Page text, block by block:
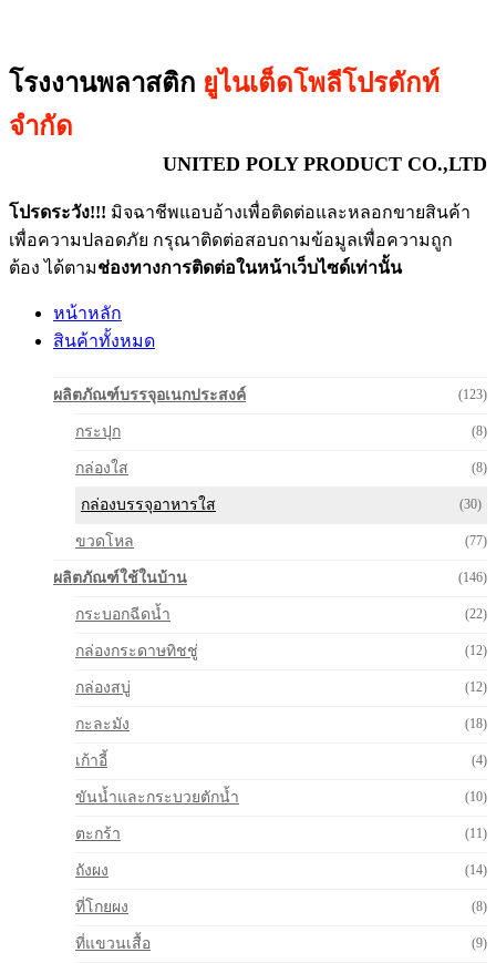
โรงงานพลาสติก ยูไนเต็ดโพลีโปรดักท์
จำกัด
UNITED POLY PRODUCT CO.,LTD
โปรดระวัง!!! มิจฉาชีพแอบอ้างเพื่อติดต่อและหลอกขายสินค้า
เพื่อความปลอดภัย กรุณาติดต่อสอบถามข้อมูลเพื่อความถูก
ต้อง ได้ตามช่องทางการติดต่อในหน้าเว็บไซด์เท่านั้น
หน้าหลัก
สินค้าทั้งหมด
ผลิตภัณฑ์บรรจุอเนกประสงค์ (123)
กระปุก (8)
กล่องใส (8)
กล่องบรรจุอาหารใส (30)
ขวดโหล (77)
ผลิตภัณฑ์ใช้ในบ้าน (146)
กระบอกฉีดน้ำ (22)
กล่องกระดาษทิชชู่ (12)
กล่องสบู่ (12)
กะละมัง (18)
เก้าอี้ (4)
ขันน้ำและกระบวยตักน้ำ (10)
ตะกร้า (11)
ถังผง (14)
ที่โกยผง (8)
ที่แขวนเสื้อ (9)